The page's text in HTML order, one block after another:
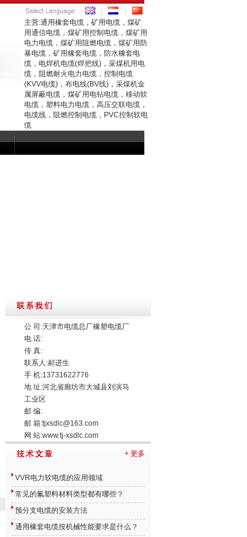
主营:通用橡套电缆，矿用电缆，煤矿
用通信电缆，煤矿用控制电缆，煤矿用
电力电缆，煤矿用阻燃电缆，煤矿用防
暴电缆，矿用橡套电缆，防水橡套电
缆，电焊机电缆(焊把线)，采煤机用电
缆，阻燃耐火电力电缆，控制电缆
(KVV电缆)，布电线(BV线)，采煤机金
属屏蔽电缆，煤矿用电钻电缆，移动软
电缆，塑料电力电缆，高压交联电缆，
电缆线，阻燃控制电缆，PVC控制软电
缆
公 司:天津市电缆总厂橡塑电缆厂
电 话:
传 真:
联系人:郝进生
手 机:13731622776
地 址:河北省廊坊市大城县刘演马
工业区
邮 编:
邮 箱:tjxsdlc@163.com
网 站:www.tj-xsdlc.com
+ 更多
VVR电力软电缆的应用领域
常见的氟塑料材料类型都有哪些？
预分支电缆的安装方法
通用橡套电缆按机械性能要求是什么？